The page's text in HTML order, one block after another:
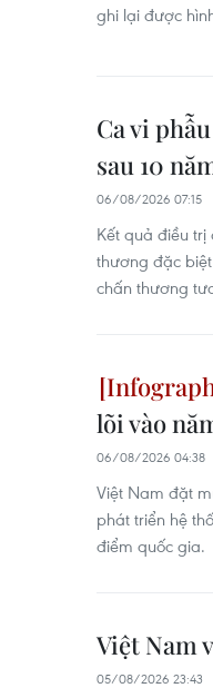
ghi lại được
Ca vi
sau 10
06/08/2026 07:15
Kết quả điều
thương đặc
chấn thương
lõi vào
06/08/2026 04:38
Việt Nam đặt
phát triển hệ
điểm quốc gia.
Việt Nam
05/08/2026 23:43